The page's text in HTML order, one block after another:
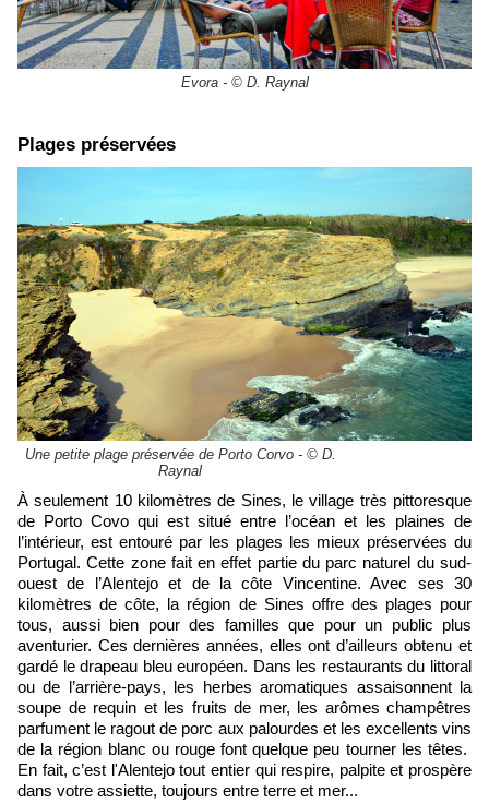
Evora - © D. Raynal
Plages préservées
Une petite plage préservée de Porto Corvo - © D.
Raynal
À seulement 10 kilomètres de Sines, le village très pittoresque
de Porto Covo qui est situé entre l’océan et les plaines de
l’intérieur, est entouré par les plages les mieux préservées du
Portugal. Cette zone fait en effet partie du parc naturel du sud-
ouest de l’Alentejo et de la côte Vincentine. Avec ses 30
kilomètres de côte, la région de Sines offre des plages pour
tous, aussi bien pour des familles que pour un public plus
aventurier. Ces dernières années, elles ont d’ailleurs obtenu et
gardé le drapeau bleu européen. Dans les restaurants du littoral
ou de l’arrière-pays, les herbes aromatiques assaisonnent la
soupe de requin et les fruits de mer, les arômes champêtres
parfument le ragout de porc aux palourdes et les excellents vins
de la région blanc ou rouge font quelque peu tourner les têtes.
En fait, c’est l'Alentejo tout entier qui respire, palpite et prospère
dans votre assiette, toujours entre terre et mer...